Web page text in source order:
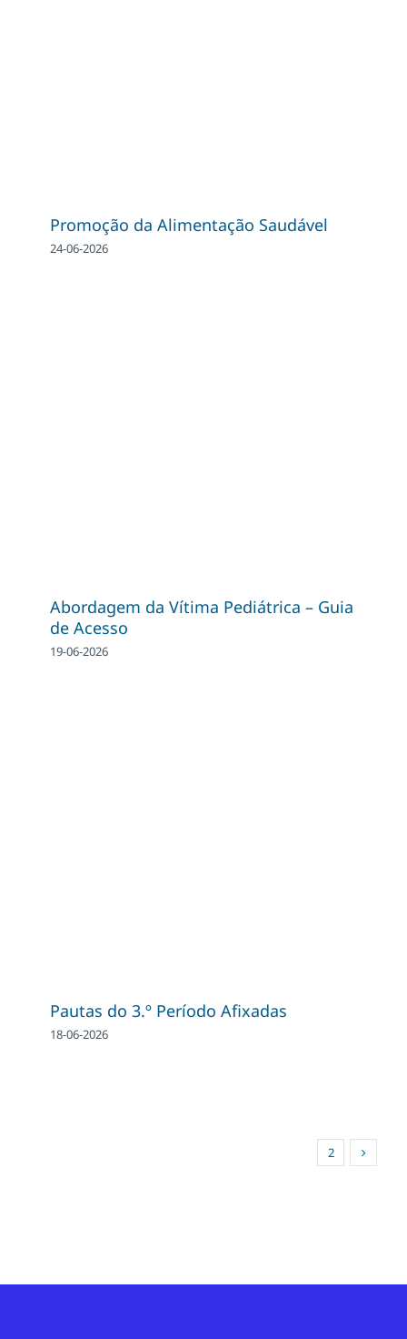
Promoção da Alimentação Saudável
24-06-2026
Abordagem da Vítima Pediátrica – Guia
de Acesso
19-06-2026
Pautas do 3.º Período Afixadas
18-06-2026
2